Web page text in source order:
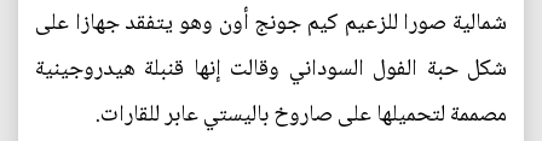
شمالية صورا للزعيم كيم جونج أون وهو يتفقد جهازا على
شكل حبة الفول السوداني وقالت إنها قنبلة هيدروجينية
مصممة لتحميلها على صاروخ باليستي عابر للقارات.